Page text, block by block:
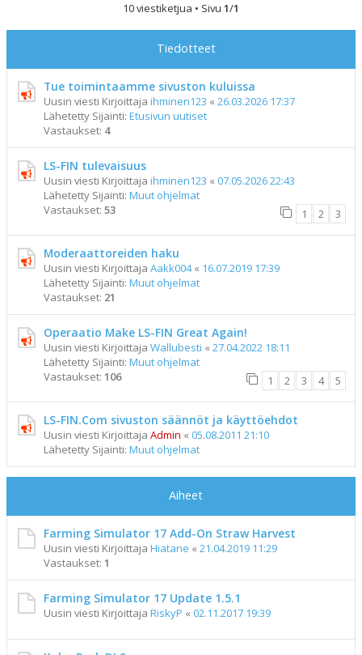
10 viestiketjua • Sivu 1/1
Tiedotteet
Tue toimintaamme sivuston kuluissa
Uusin viesti Kirjoittaja ihminen123 « 26.03.2026 17:37
Lähetetty Sijainti: Etusivun uutiset
Vastaukset: 4
LS-FIN tulevaisuus
Uusin viesti Kirjoittaja ihminen123 « 07.05.2026 22:43
Lähetetty Sijainti: Muut ohjelmat
Vastaukset: 53 1 2 3
Moderaattoreiden haku
Uusin viesti Kirjoittaja Aakk004« 16.07.2019 17:39
Lähetetty Sijainti: Muut ohjelmat
Vastaukset: 21
Operaatio Make LS-FIN Great Again!
Uusin viesti Kirjoittaja Wallubesti « 27.04.2022 18:11
Lähetetty Sijainti: Muut ohjelmat
Vastaukset: 106 1 2 3 4 5
LS-FIN.Com sivuston säännöt ja käyttöehdot
Uusin viesti Kirjoittaja Admin « 05.08.2011 21:10
Lähetetty Sijainti: Muut ohjelmat
Aiheet
Farming Simulator 17 Add-On Straw Harvest
Uusin viesti Kirjoittaja Hiatane « 21.04.2019 11:29
Vastaukset: 1
Farming Simulator 17 Update 1.5.1
Uusin viesti Kirjoittaja RiskyP « 02.11.2017 19:39